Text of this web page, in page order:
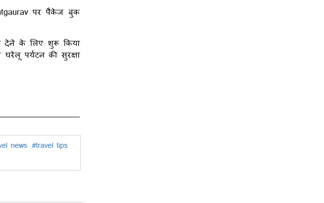
पर पैकेज बुक
देने के लिए शुरू किया
पर्यटन की सुरक्षा
news #travel tips